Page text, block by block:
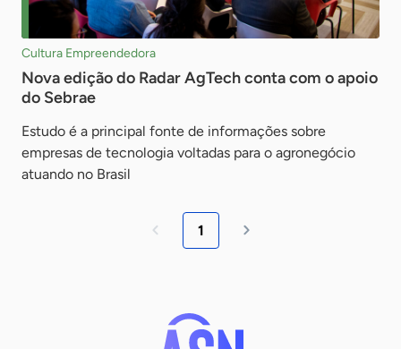
Cultura Empreendedora
Nova edição do Radar AgTech conta com o apoio
do Sebrae
Estudo é a principal fonte de informações sobre
empresas de tecnologia voltadas para o agronegócio
atuando no Brasil
1